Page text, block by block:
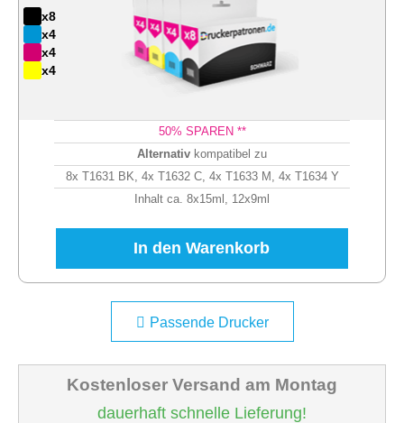
x8
x4
x4
x4
50% SPAREN **
Alternativ kompatibel zu
8x T1631 BK, 4x T1632 C, 4x T1633 M, 4x T1634 Y
Inhalt ca. 8x15ml, 12x9ml
In den Warenkorb
Passende Drucker
Kostenloser Versand am Montag
dauerhaft schnelle Lieferung!